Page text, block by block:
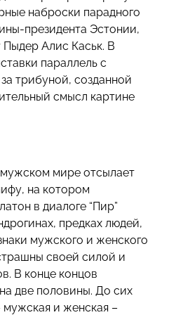
наброски парадного
президента Эстонии,
Алис Каськ. В
параллель с
трибуной, созданной
смысл картине
мире отсылает
на котором
в диалоге “Пир”
предках людей,
мужского и женского
своей силой и
В конце концов
две половины. До сих
и женская –